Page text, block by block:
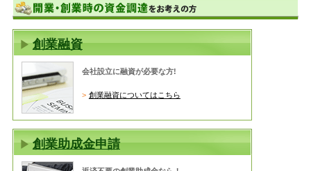
創業融資
会社設立に融資が必要な方!
創業融資についてはこちら
創業助成金申請